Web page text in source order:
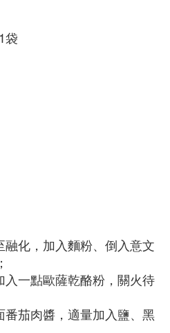
袋
化，加入麵粉、倒入意文
一點歐薩乾酪粉，關火待
茄肉醬，適量加入鹽、黑